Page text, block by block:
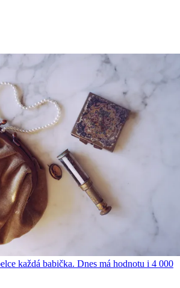
každá babička. Dnes má hodnotu i 4 000